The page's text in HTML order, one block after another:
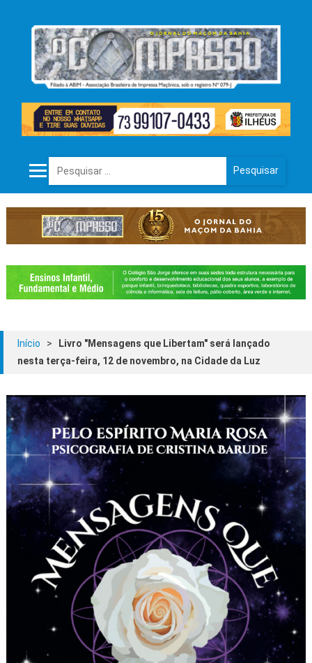
Pesquisar por:
Início >
Livro "Mensagens que Libertam" será lançado
nesta terça-feira, 12 de novembro, na Cidade da Luz